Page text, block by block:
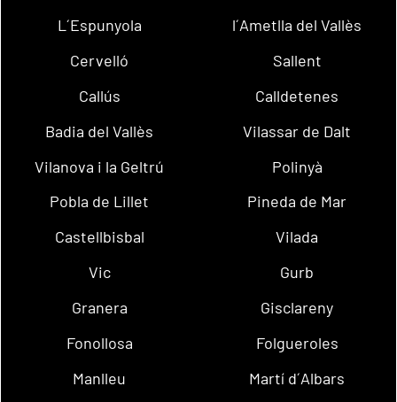
L´Espunyola
l´Ametlla del Vallès
Cervelló
Sallent
Callús
Calldetenes
Badia del Vallès
Vilassar de Dalt
Vilanova i la Geltrú
Polinyà
Pobla de Lillet
Pineda de Mar
Castellbisbal
Vilada
Vic
Gurb
Granera
Gisclareny
Fonollosa
Folgueroles
Manlleu
Martí d´Albars